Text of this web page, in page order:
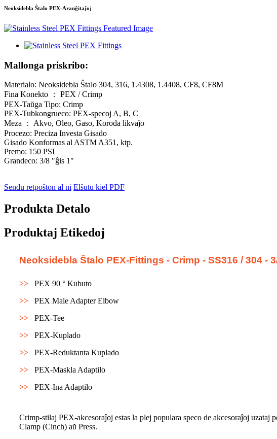
Neoksidebla Ŝtalo PEX-Aranĝitaĵoj
Mallonga priskribo:
Materialo: Neoksidebla Ŝtalo 304, 316, 1.4308, 1.4408, CF8, CF8M
Fina Konekto ： PEX / Crimp
PEX-Taŭga Tipo: Crimp
PEX-Tubkongrueco: PEX-specoj A, B, C
Meza ： Akvo, Oleo, Gaso, Koroda likvaĵo
Procezo: Preciza Investa Gisado
Gisado Konformas al ASTM A351, ktp.
Premo: 150 PSI
Grandeco: 3/8 "ĝis 1"
Sendu retpoŝton al ni Elŝutu kiel PDF
Produkta Detalo
Produktaj Etikedoj
Neoksidebla Ŝtalo PEX-Fittings - Crimp - SS316 / 304 -
>>
PEX 90 ° Kubuto
>>
PEX Male Adapter Elbow
>>
PEX-Tee
>>
PEX-Kuplado
>>
PEX-Reduktanta Kuplado
>>
PEX-Maskla Adaptilo
>>
PEX-Ina Adaptilo
Crimp-stilaj PEX-akcesoraĵoj estas la plej populara speco de akcesoraĵoj
Clamp (Cinch) aŭ Press.